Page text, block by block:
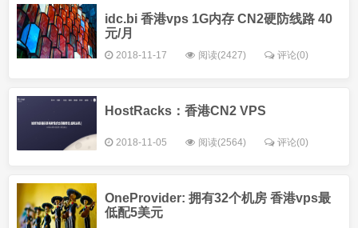
idc.bi 香港vps 1G内存 CN2硬防线路 40
元/月
2018-11-17 阅读(2427) 评论(0)
HostRacks：香港CN2 VPS
2018-11-05 阅读(2564) 评论(0)
OneProvider: 拥有32个机房 香港vps最
低配5美元